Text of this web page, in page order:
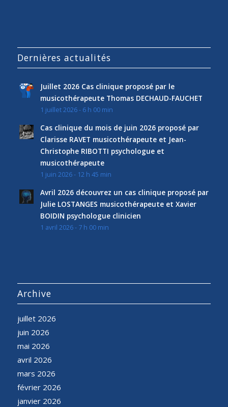
Dernières actualités
Juillet 2026 Cas clinique proposé par le
musicothérapeute Thomas DECHAUD-FAUCHET
1 juillet 2026 - 6 h 00 min
Cas clinique du mois de juin 2026 proposé par
Clarisse RAVET musicothérapeute et Jean-
Christophe RIBOTTI psychologue et
musicothérapeute
1 juin 2026 - 12 h 45 min
Avril 2026 découvrez un cas clinique proposé par
Julie LOSTANGES musicothérapeute et Xavier
BOIDIN psychologue clinicien
1 avril 2026 - 7 h 00 min
Archive
juillet 2026
juin 2026
mai 2026
avril 2026
mars 2026
février 2026
janvier 2026